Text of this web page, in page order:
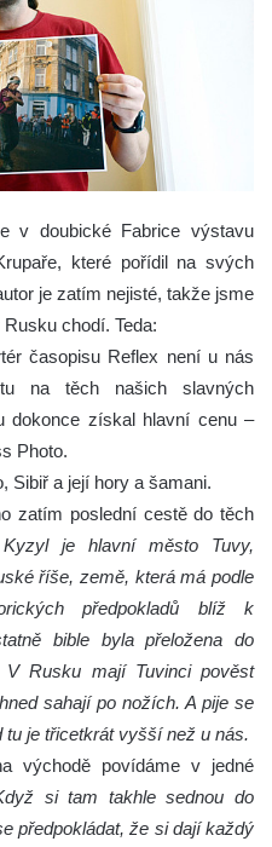
v doubické Fabrice výstavu
které pořídil na svých
je zatím nejisté, takže jsme
chodí. Teda:
časopisu Reflex není u nás
na těch našich slavných
dokonce získal hlavní cenu –
Photo.
Sibiř a její hory a šamani.
zatím poslední cestě do těch
Kyzyl je hlavní město Tuvy,
říše, země, která má podle
předpokladů blíž k
bible byla přeložena do
Rusku mají Tuvinci pověst
sahají po nožích. A pije se
je třicetkrát vyšší než u nás.
východě povídáme v jedné
si tam takhle sednou do
předpokládat, že si dají každý